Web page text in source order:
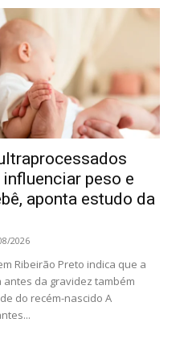
peso e
aponta estudo da
2026
Ribeirão Preto indica que a
da gravidez também
do recém-nascido A